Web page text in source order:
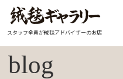
スタッフ全員が絨毯アドバイザーのお店
blog